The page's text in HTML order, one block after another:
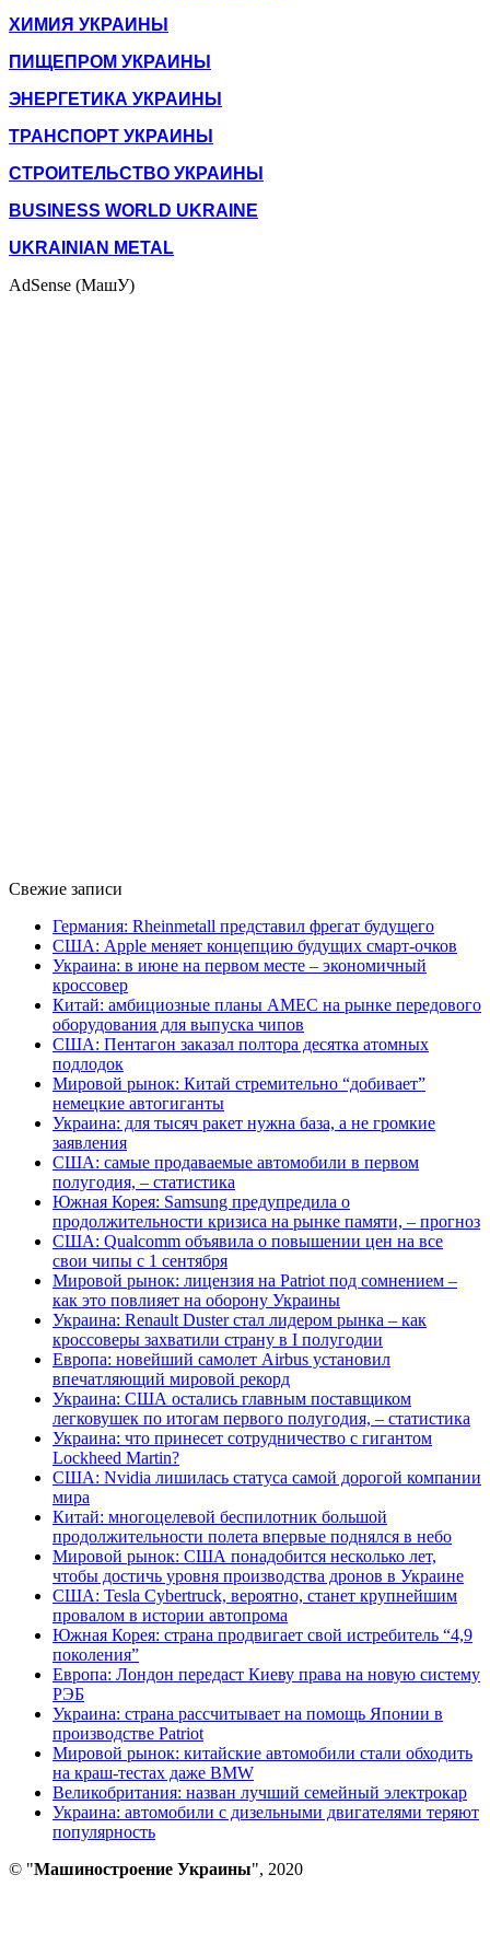
ХИМИЯ УКРАИНЫ
ПИЩЕПРОМ УКРАИНЫ
ЭНЕРГЕТИКА УКРАИНЫ
ТРАНСПОРТ УКРАИНЫ
СТРОИТЕЛЬСТВО УКРАИНЫ
BUSINESS WORLD UKRAINE
UKRAINIAN METAL
AdSense (МашУ)
Свежие записи
Германия: Rheinmetall представил фрегат будущего
США: Apple меняет концепцию будущих смарт-очков
Украина: в июне на первом месте – экономичный
кроссовер
Китай: амбициозные планы AMEC на рынке передового
оборудования для выпуска чипов
США: Пентагон заказал полтора десятка атомных
подлодок
Мировой рынок: Китай стремительно “добивает”
немецкие автогиганты
Украина: для тысяч ракет нужна база, а не громкие
заявления
США: самые продаваемые автомобили в первом
полугодия, – статистика
Южная Корея: Samsung предупредила о
продолжительности кризиса на рынке памяти, – прогноз
США: Qualcomm объявила о повышении цен на все
свои чипы с 1 сентября
Мировой рынок: лицензия на Patriot под сомнением –
как это повлияет на оборону Украины
Украина: Renault Duster стал лидером рынка – как
кроссоверы захватили страну в I полугодии
Европа: новейший самолет Airbus установил
впечатляющий мировой рекорд
Украина: США остались главным поставщиком
легковушек по итогам первого полугодия, – статистика
Украина: что принесет сотрудничество с гигантом
Lockheed Martin?
США: Nvidia лишилась статуса самой дорогой компании
мира
Китай: многоцелевой беспилотник большой
продолжительности полета впервые поднялся в небо
Мировой рынок: США понадобится несколько лет,
чтобы достичь уровня производства дронов в Украине
США: Tesla Cybertruck, вероятно, станет крупнейшим
провалом в истории автопрома
Южная Корея: страна продвигает свой истребитель “4,9
поколения”
Европа: Лондон передаст Киеву права на новую систему
РЭБ
Украина: страна рассчитывает на помощь Японии в
производстве Patriot
Мировой рынок: китайские автомобили стали обходить
на краш-тестах даже BMW
Великобритания: назван лучший семейный электрокар
Украина: автомобили с дизельными двигателями теряют
популярность
© "Машиностроение Украины", 2020